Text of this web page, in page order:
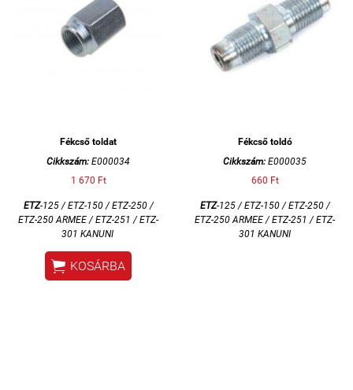
Fékcső toldat
Cikkszám: E000034
1 670 Ft
ETZ-125 / ETZ-150 / ETZ-250 /
ETZ-250 ARMEE / ETZ-251 / ETZ-
301 KANUNI
 KOSÁRBA
Fékcső toldó
Cikkszám: E000035
660 Ft
ETZ-125 / ETZ-150 / ETZ-250 /
ETZ-250 ARMEE / ETZ-251 / ETZ-
301 KANUNI